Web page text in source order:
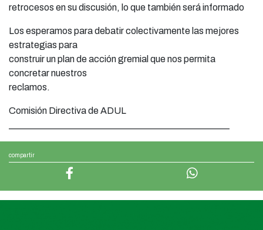
compartir
retrocesos en su discusión, lo que también será informado
Los esperamos para debatir colectivamente las mejores
estrategias para
construir un plan de acción gremial que nos permita
concretar nuestros
reclamos.
Comisión Directiva de ADUL